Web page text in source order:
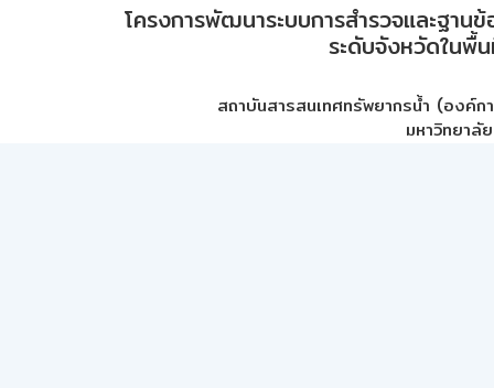
โครงการพัฒนาระบบการสำรวจและฐา
ระดับจังหวัดในพื้
สถาบันสารสนเทศทรัพยากรน้ำ (องค์ก
มหาวิทยาลั